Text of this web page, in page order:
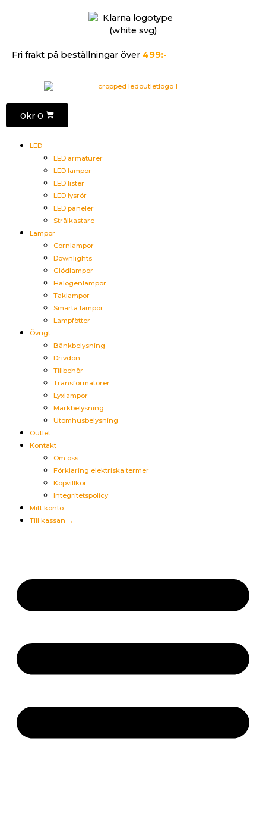
Fri frakt på beställningar över 499:-
0 kr 0
LED
LED armaturer
LED lampor
LED lister
LED lysrör
LED paneler
Strålkastare
Lampor
Cornlampor
Downlights
Glödlampor
Halogenlampor
Taklampor
Smarta lampor
Lampfötter
Övrigt
Bänkbelysning
Drivdon
Tillbehör
Transformatorer
Lyxlampor
Markbelysning
Utomhusbelysning
Outlet
Kontakt
Om oss
Förklaring elektriska termer
Köpvillkor
Integritetspolicy
Mitt konto
Till kassan →